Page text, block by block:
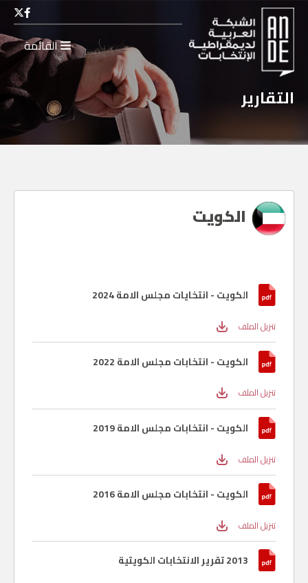
القائمة
التقارير
الكويت
الكويت - انتخايات مجلس الامة 2024
تنزيل الملف
الكويت - انتخابات مجلس الامة 2022
تنزيل الملف
الكويت - انتخابات مجلس الامة 2019
تنزيل الملف
الكويت - انتخابات مجلس الامة 2016
تنزيل الملف
2013 تقرير الانتخابات الكويتية